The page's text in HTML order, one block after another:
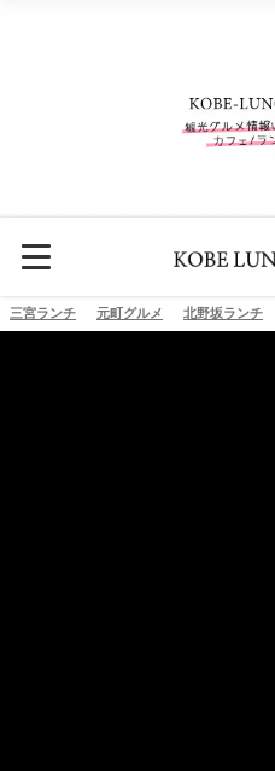
三宮ランチ 元町グルメ 北野坂ランチ